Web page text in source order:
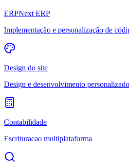
ERPNext ERP
Implementação e personalização de
Design do site
Design e desenvolvimento
Contabilidade
Escrituracao multiplataforma